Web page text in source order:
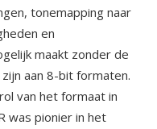
tonemapping naar
en
maakt zonder de
aan 8-bit formaten.
van het formaat in
was pionier in het